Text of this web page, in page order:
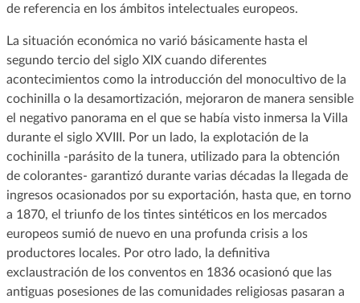
de referencia en los ámbitos intelectuales europeos.
La situación económica no varió básicamente hasta el
segundo tercio del siglo XIX cuando diferentes
acontecimientos como la introducción del monocultivo de la
cochinilla o la desamortización, mejoraron de manera sensible
el negativo panorama en el que se había visto inmersa la Villa
durante el siglo XVIII. Por un lado, la explotación de la
cochinilla -parásito de la tunera, utilizado para la obtención
de colorantes- garantizó durante varias décadas la llegada de
ingresos ocasionados por su exportación, hasta que, en torno
a 1870, el triunfo de los tintes sintéticos en los mercados
europeos sumió de nuevo en una profunda crisis a los
productores locales. Por otro lado, la definitiva
exclaustración de los conventos en 1836 ocasionó que las
antiguas posesiones de las comunidades religiosas pasaran a